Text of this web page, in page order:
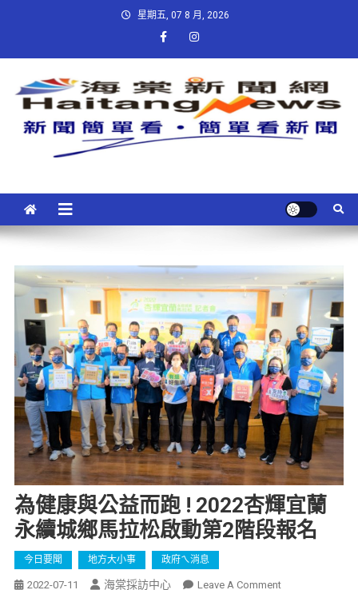
星期五, 07 8 月, 2026
為健康與公益而跑 ! 2022杏輝宜蘭
永續城鄉馬拉松啟動第2階段報名
今日要聞 地方大小事 政府ㄟ消息
2022-07-11 海棠採訪中心 Leave A Comment